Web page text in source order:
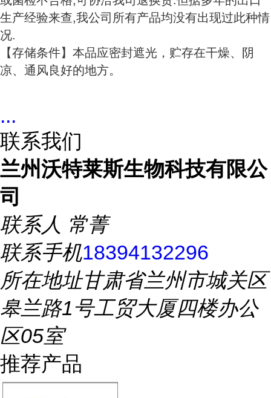
生产经验来查,我公司所有产品均没有出现过此种情
况.
【存储条件】本品应密封遮光，贮存在干燥、阴
凉、通风良好的地方。
...
联系我们
兰州沃特莱斯生物科技有限公
司
联系人 常菁
联系手机18394132296
所在地址甘肃省兰州市城关区
皋兰路1号工贸大厦四楼办公
区05室
推荐产品